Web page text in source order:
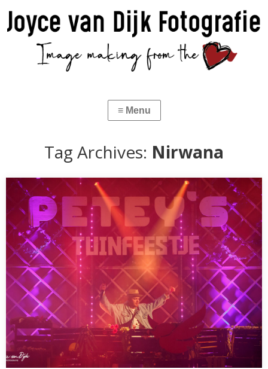
Tag Archives: Nirwana